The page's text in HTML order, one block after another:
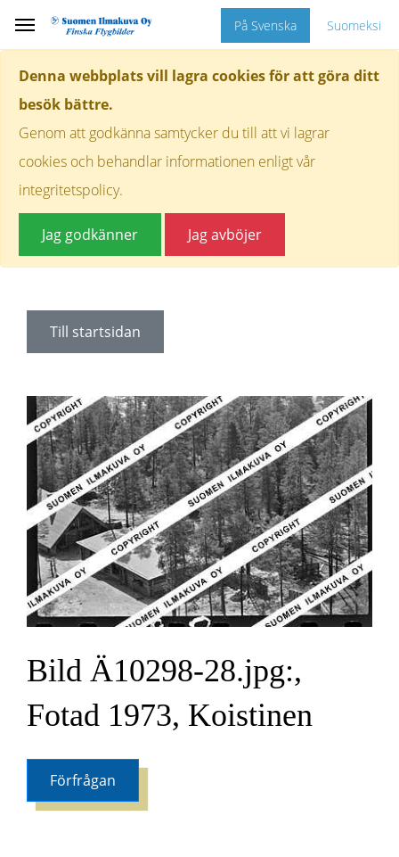
Denna webbplats vill lagra cookies för att göra ditt
besök bättre.
Genom att godkänna samtycker du till att vi lagrar
cookies och behandlar informationen enligt vår
integritetspolicy.
Jag godkänner Jag avböjer
På Svenska Suomeksi
Till startsidan
Bild Ä10298-28.jpg:,
Fotad 1973, Koistinen
Förfrågan